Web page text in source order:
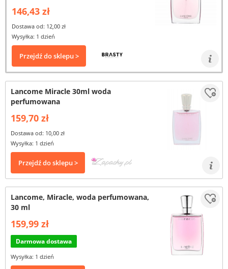
146,43 zł
Dostawa od: 12,00 zł
Wysyłka: 1 dzień
Przejdź do sklepu >
Lancome Miracle 30ml woda
perfumowana
159,70 zł
Dostawa od: 10,00 zł
Wysyłka: 1 dzień
Przejdź do sklepu >
Lancome, Miracle, woda perfumowana,
30 ml
159,99 zł
Darmowa dostawa
Wysyłka: 1 dzień